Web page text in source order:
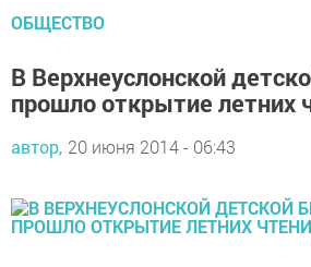
ОБЩЕСТВО
В Верхнеуслонской
прошло открытие летних
автор, 20 июня 2014 - 06:43